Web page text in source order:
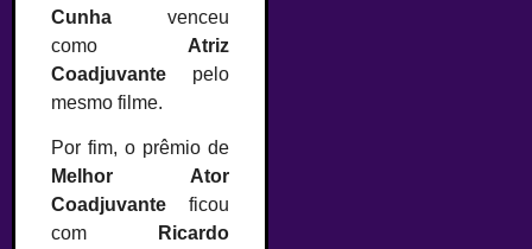
Cunha venceu
como Atriz
Coadjuvante pelo
mesmo filme.
Por fim, o prêmio de
Melhor Ator
Coadjuvante ficou
com
Ricardo